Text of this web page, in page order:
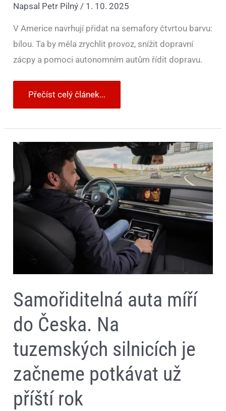
Napsal Petr Pilný/ 1. 10. 2025
V Americe navrhují přidat na semafory čtvrtou barvu:
bílou. Ta by měla zrychlit provoz, snížit dopravní
zácpy a pomoci autonomním autům řídit dopravu.
Přečíst celý článek...
Samořiditelná auta míří
do Česka. Na
tuzemských silnicích je
začneme potkávat už
příští rok
Samořiditelná
míří
Česka.
Na
tuzemských
silnicích
začneme
potkávat
rok